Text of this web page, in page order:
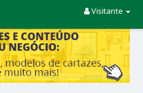
Visitante